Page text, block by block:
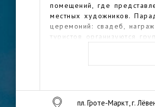
помещений, где
местных художников.
церемоний: свадеб,
туристов организуются
пл. Гроте-Маркт, г.